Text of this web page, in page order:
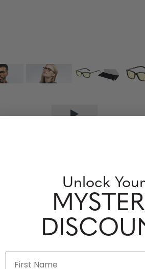
Information
die Brillenarchitektur neu, indem
Details verbinden. Acetatbügel
Scharniere für sanfte
die Langlebigkeit, wodurch diese
aufwertet.
Unlock Your